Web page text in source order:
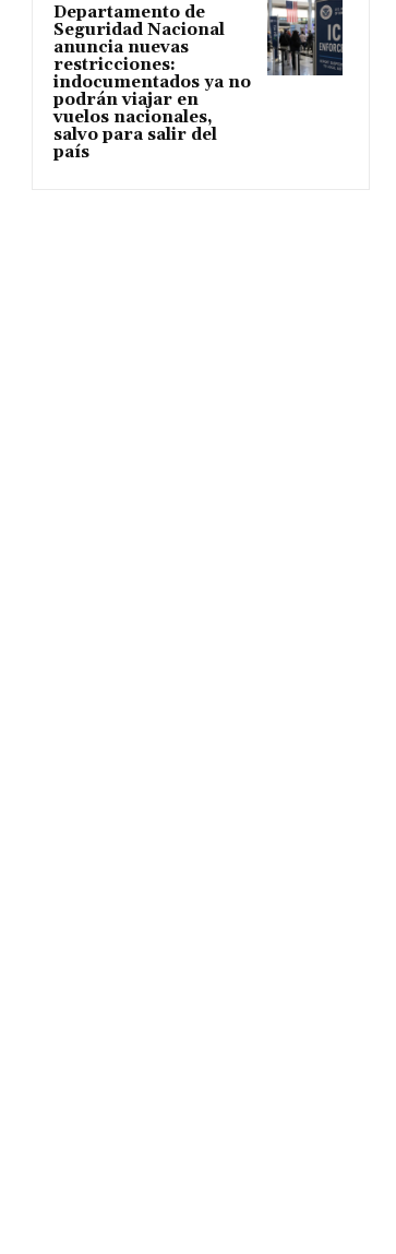
Departamento de
Seguridad Nacional
anuncia nuevas
restricciones:
indocumentados ya no
podrán viajar en
vuelos nacionales,
salvo para salir del
país